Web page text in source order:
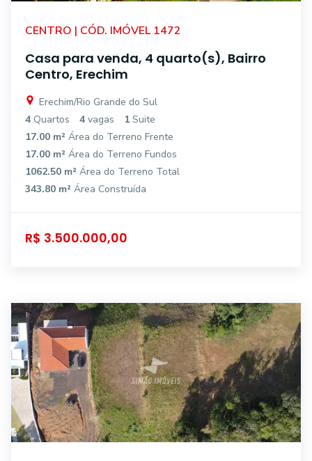
CENTRO | CÓD. IMÓVEL 1472
Casa para venda, 4 quarto(s), Bairro
Centro, Erechim
Erechim/Rio Grande do Sul
4 Quartos 4 vagas 1 Suite
17.00 m² Área do Terreno Frente
17.00 m² Área do Terreno Fundos
1062.50 m² Área do Terreno Total
343.80 m² Área Construída
R$ 3.500.000,00